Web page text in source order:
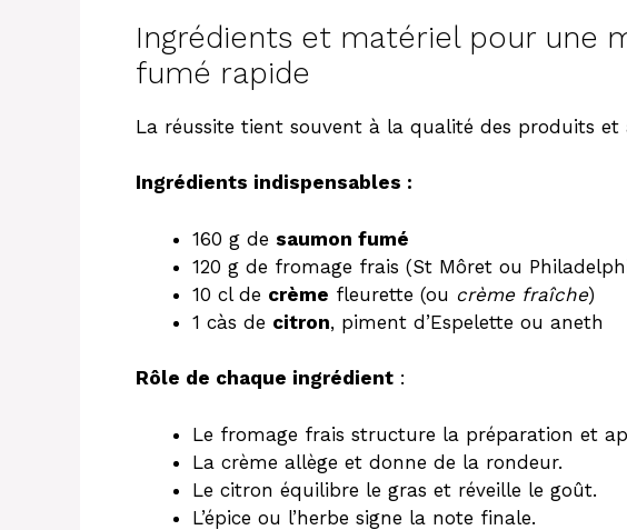
Ingrédients et matériel pour une
fumé rapide
La réussite tient souvent à la qualité des produits
Ingrédients indispensables :
160 g de saumon fumé
120 g de fromage frais (St Môret ou
10 cl de crème fleurette (ou crème fraîche)
1 càs de citron, piment d’Espelette ou aneth
Rôle de chaque ingrédient :
Le fromage frais structure la préparation et
La crème allège et donne de la rondeur.
Le citron équilibre le gras et réveille le goût.
L’épice ou l’herbe signe la note finale.